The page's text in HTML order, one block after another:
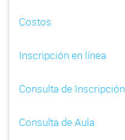
Costos
Inscripción en línea
Consulta de Inscripción
Consulta de Aula